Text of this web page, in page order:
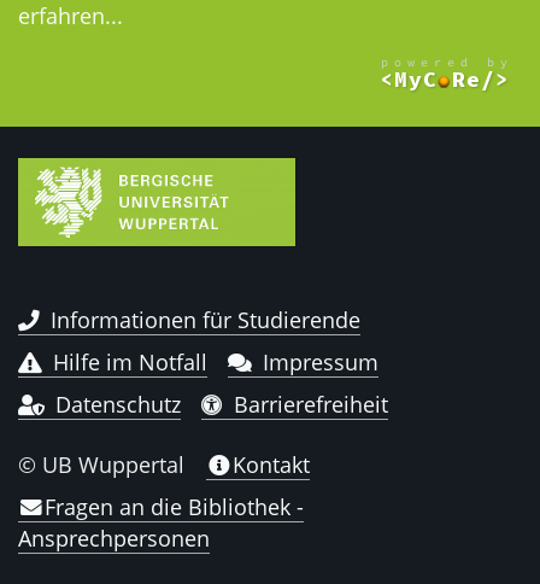
erfahren...
Informationen für Studierende
Hilfe im Notfall
Impressum
Datenschutz
Barrierefreiheit
© UB Wuppertal
Kontakt
Fragen an die Bibliothek -
Ansprechpersonen